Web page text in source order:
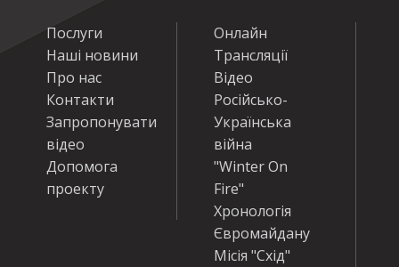
Послуги
Наші новини
Про нас
Контакти
Запропонувати
відео
Допомога
проекту
Онлайн
Трансляції
Відео
Російсько-
Українська
війна
"Winter On
Fire"
Хронологія
Євромайдану
Місія "Схід"